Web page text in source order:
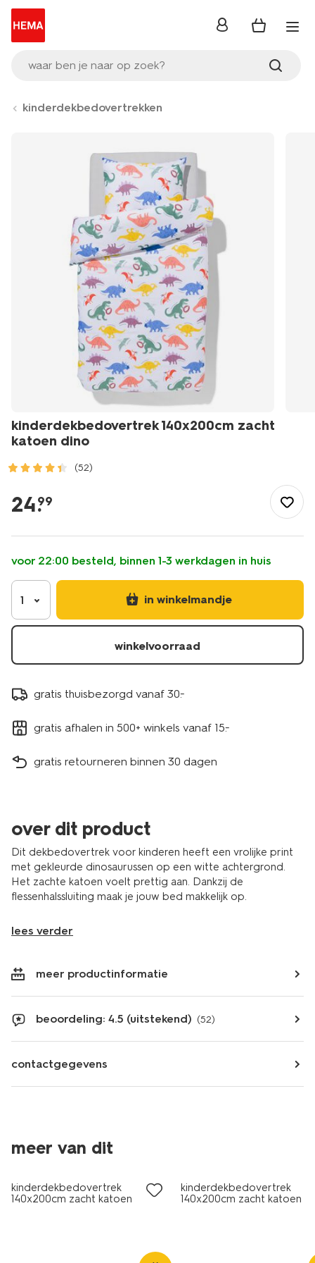
waar ben je naar op zoek?
inloggen
kinderdekbedovertrekken
kinderdekbedovertrek 140x200cm zacht
katoen dino
(52)
slapen/slapen/kinderbeddengoed/dekbedovertrekken/
140x200cm-
katoen-
5730215.html
24.
99
voor 22:00 besteld, binnen 1-3 werkdagen in huis
1 in winkelmandje
winkelvoorraad
gratis thuisbezorgd vanaf 30.-
gratis afhalen in 500+ winkels vanaf 15.-
gratis retourneren binnen 30 dagen
over dit product
Dit dekbedovertrek voor kinderen heeft een vrolijke print
met gekleurde dinosaurussen op een witte achtergrond.
Het zachte katoen voelt prettig aan. Dankzij de
flessenhalssluiting maak je jouw bed makkelijk op.
lees verder
meer productinformatie
beoordeling: 4.5 (uitstekend) (52)
contactgegevens
meer van dit
kinderdekbedovertrek
140x200cm zacht katoen
kinderdekbedovertrek
140x200cm zacht katoen